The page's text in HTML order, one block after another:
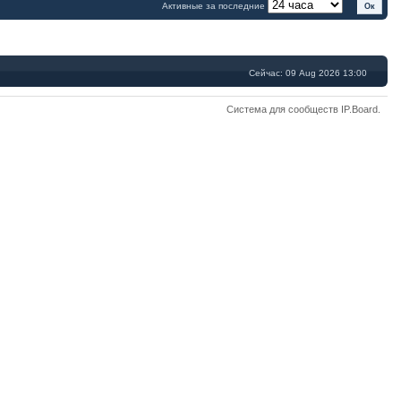
Активные за последние
Сейчас: 09 Aug 2026 13:00
Система для сообществ IP.Board